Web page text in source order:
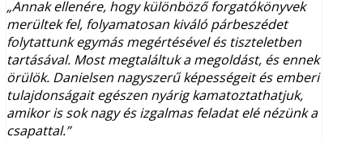
„Annak ellenére, hogy különböző forgatókönyvek
merültek fel, folyamatosan kiváló párbeszédet
folytattunk egymás megértésével és tiszteletben
tartásával. Most megtaláltuk a megoldást, és ennek
örülök. Danielsen nagyszerű képességeit és emberi
tulajdonságait egészen nyárig kamatoztathatjuk,
amikor is sok nagy és izgalmas feladat elé nézünk a
csapattal.”